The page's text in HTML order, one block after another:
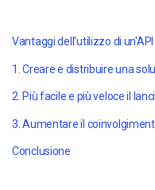
Vantaggi dell'utilizzo di
2. Più facile e più veloce il
3. Aumentare il
Conclusione